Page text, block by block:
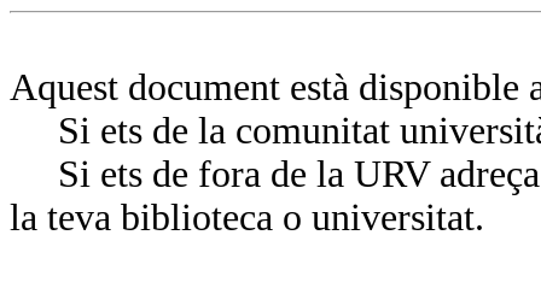
Aquest document està
Si ets de la comunitat
Si ets de fora de la URV
la teva biblioteca o universitat.